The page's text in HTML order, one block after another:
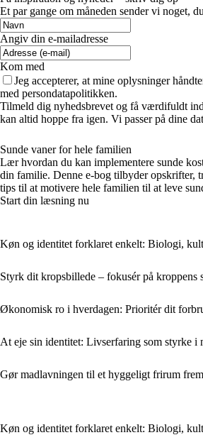
Et par gange om måneden sender vi noget,
Angiv din e-mailadresse
Kom med
Jeg accepterer, at mine oplysninger
med persondatapolitikken.
Tilmeld dig nyhedsbrevet og få værdifuldt
kan altid hoppe fra igen. Vi passer på dine
Sunde vaner for hele familien
Lær hvordan du kan implementere sunde
din familie. Denne e-bog tilbyder opskrifter,
tips til at motivere hele familien til at leve
Start din læsning nu
Køn og identitet forklaret enkelt: Biologi,
Styrk dit kropsbillede – fokusér på kroppens
Økonomisk ro i hverdagen: Prioritér dit
At eje sin identitet: Livserfaring som styrke i
Gør madlavningen til et hyggeligt frirum
Køn og identitet forklaret enkelt: Biologi,